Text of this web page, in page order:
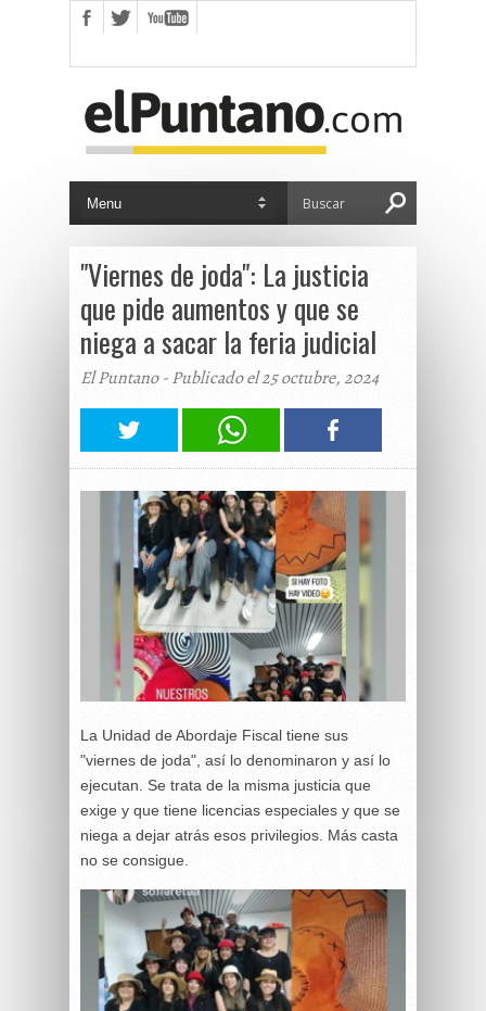
"Viernes de joda": La justicia
que pide aumentos y que se
niega a sacar la feria judicial
El Puntano - Publicado el 25 octubre, 2024
La Unidad de Abordaje Fiscal tiene sus
"viernes de joda", así lo denominaron y así lo
ejecutan. Se trata de la misma justicia que
exige y que tiene licencias especiales y que se
niega a dejar atrás esos privilegios. Más casta
no se consigue.